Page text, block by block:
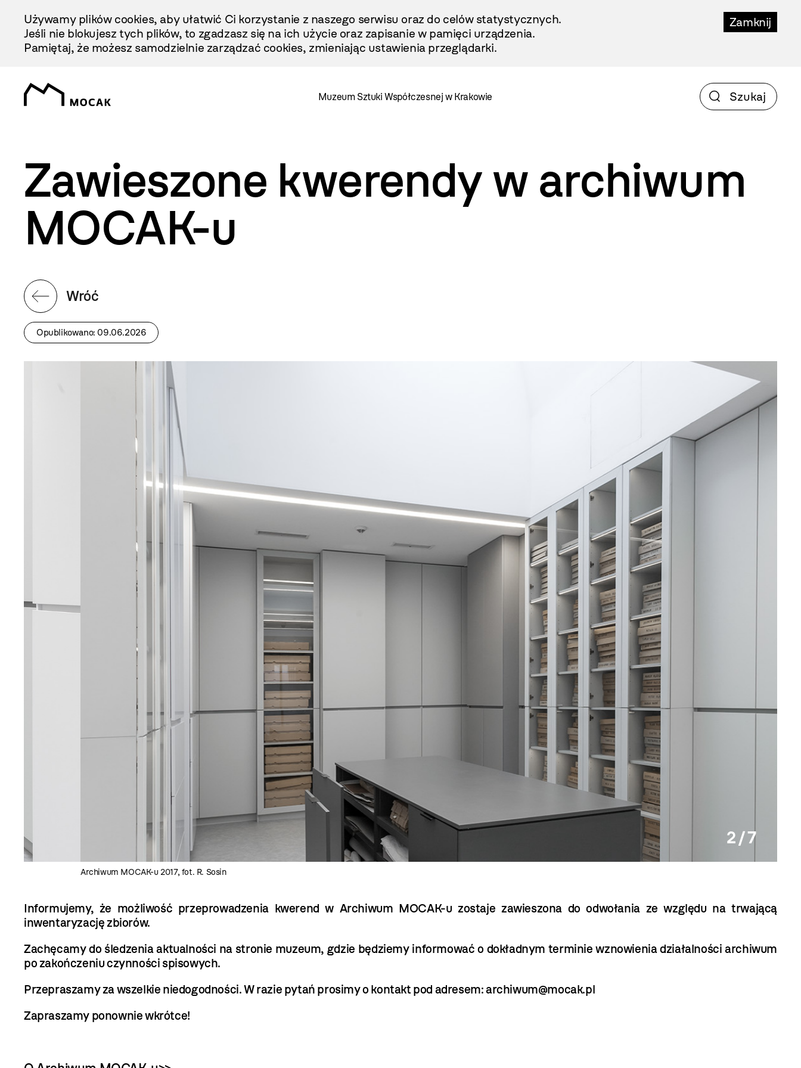
Treści
Zamknij
Używamy plików cookies, aby ułatwić Ci korzystanie z naszego serwisu oraz do celów statystycznych.
Jeśli nie blokujesz tych plików, to zgadzasz się na ich użycie oraz zapisanie w pamięci urządzenia.
Pamiętaj, że możesz samodzielnie zarządzać cookies, zmieniając ustawienia przeglądarki.
Muzeum Sztuki Współczesnej w Krakowie
Zawieszone kwerendy w archiwum
MOCAK-u
Wróć
Opublikowano: 09.06.2026
Archiwum MOCAK-u 2017, fot. R. Sosin
2 / 7
Informujemy, że możliwość przeprowadzenia kwerend w Archiwum MOCAK-u zostaje zawieszona do odwołania ze względu na trwającą
inwentaryzację zbiorów.
Zachęcamy do śledzenia aktualności na stronie muzeum, gdzie będziemy informować o dokładnym terminie wznowienia działalności archiwum
po zakończeniu czynności spisowych.
Przepraszamy za wszelkie niedogodności. W razie pytań prosimy o kontakt pod adresem:archiwum@mocak.pl
Zapraszamy ponownie wkrótce!